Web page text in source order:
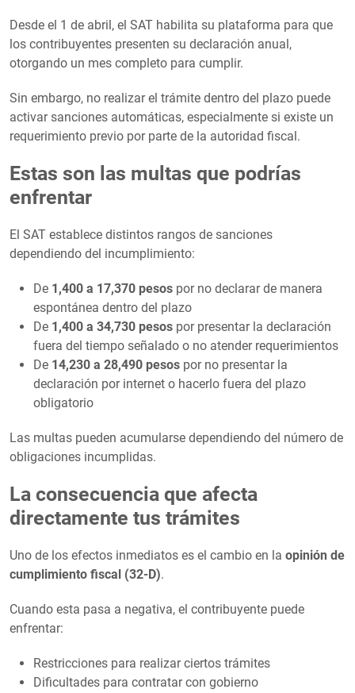
Desde el 1 de abril, el SAT habilita su plataforma para que
los contribuyentes presenten su declaración anual,
otorgando un mes completo para cumplir.
Sin embargo, no realizar el trámite dentro del plazo puede
activar sanciones automáticas, especialmente si existe un
requerimiento previo por parte de la autoridad fiscal.
Estas son las multas que podrías
enfrentar
El SAT establece distintos rangos de sanciones
dependiendo del incumplimiento:
De 1,400 a 17,370 pesos por no declarar de manera
espontánea dentro del plazo
De 1,400 a 34,730 pesos por presentar la declaración
fuera del tiempo señalado o no atender requerimientos
De 14,230 a 28,490 pesos por no presentar la
declaración por internet o hacerlo fuera del plazo
obligatorio
Las multas pueden acumularse dependiendo del número de
obligaciones incumplidas.
La consecuencia que afecta
directamente tus trámites
Uno de los efectos inmediatos es el cambio en la opinión de
cumplimiento fiscal (32-D).
Cuando esta pasa a negativa, el contribuyente puede
enfrentar:
Restricciones para realizar ciertos trámites
Dificultades para contratar con gobierno